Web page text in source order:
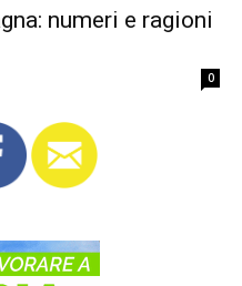
numeri e ragioni
0